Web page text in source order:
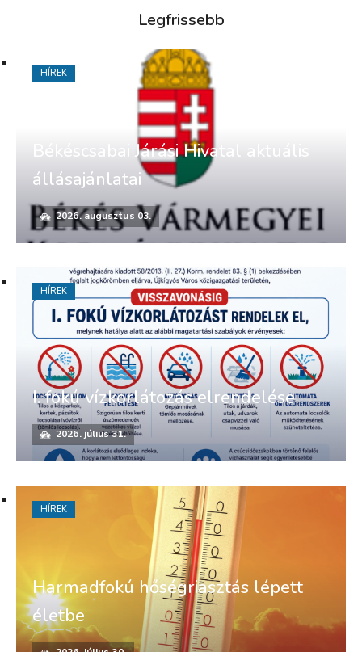
Legfrissebb
Békéscsabai Járási Hivatal aktuális
állásajánlatai
2026. augusztus 03.
HÍREK
I. fokú vízkorlátozás elrendelése
2026. július 31.
HÍREK
Harmadfokú hőségriasztás lépett
életbe
HÍREK